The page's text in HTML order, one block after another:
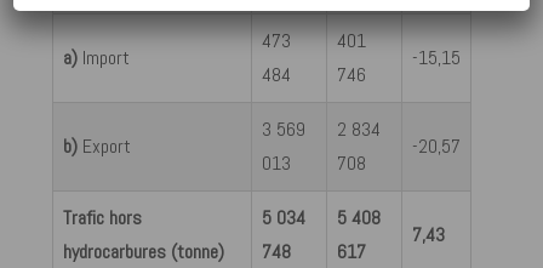
a) Import
473
484
401
746
-15,15
b) Export
3 569
013
2 834
708
-20,57
Trafic hors
hydrocarbures (tonne)
5 034
748
5 408
617
7,43